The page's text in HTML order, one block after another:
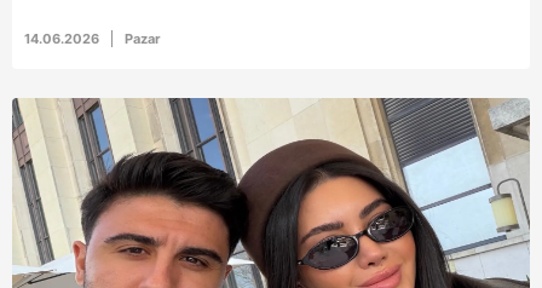
14.06.2026 Pazar